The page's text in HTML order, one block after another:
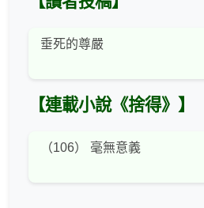
垂死的尊嚴
【連載小說《捨得》】
（106） 毫無意義